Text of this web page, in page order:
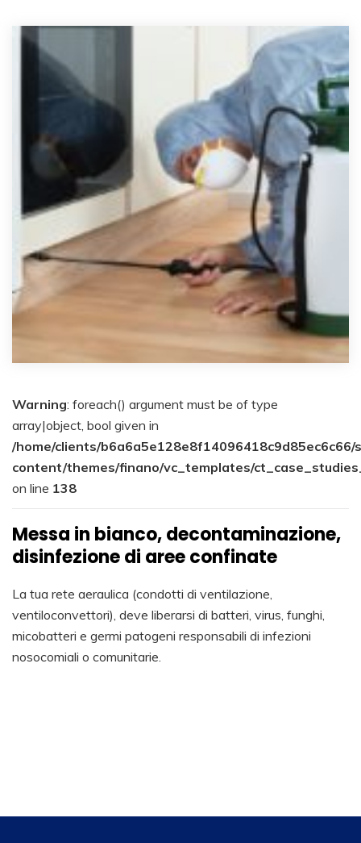
Warning: foreach() argument must be of type
array|object, bool given in
/home/clients/
content/themes/finano/vc_templates/
on line 138
Messa in bianco, decontaminazione,
disinfezione di aree confinate
La tua rete aeraulica (condotti di ventilazione,
ventiloconvettori), deve liberarsi di batteri, virus, funghi,
micobatteri e germi patogeni responsabili di infezioni
nosocomiali o comunitarie.